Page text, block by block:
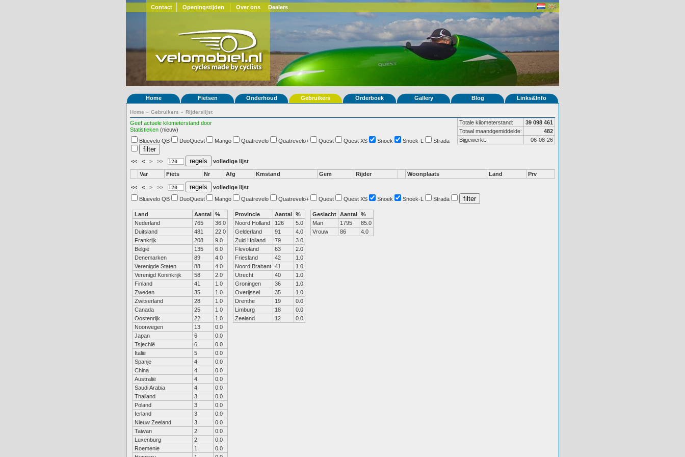
Contact Openingstijden Over ons Dealers
Home Fietsen Onderhoud Gebruikers Orderboek Gallery Blog Links&Info
Home » Gebruikers » Rijderslijst
Geef actuele kilometerstand door
Statistieken (nieuw)
Totale kilometerstand:
39 098 461
Totaal maandgemiddelde:
482
Bijgewerkt:
06-08-26
Bluevelo QB DuoQuest Mango Quatrevelo Quatrevelo+ Quest Quest XS Snoek Snoek-L Strada
<< < > >> volledige lijst
Var Fiets Nr Afg Kmstand Gem Rijder Woonplaats Land Prv
<< < > >>
volledige lijst
Bluevelo QB
DuoQuest Mango Quatrevelo Quatrevelo+ Quest Quest XS Snoek Snoek-L Strada
Land Aantal %
Nederland
765
36.0
Duitsland
481
22.0
Frankrijk
208
9.0
België
135
6.0
Denemarken
89
4.0
Verenigde Staten
88
4.0
Verenigd Koninkrijk
58
2.0
Finland
41
1.0
Zweden
35
1.0
Zwitserland
28
1.0
Canada
25
1.0
Oostenrijk
22
1.0
Noorwegen
13
0.0
Japan
6
0.0
Tsjechië
6
0.0
Italië
5
0.0
Spanje
4
0.0
China
4
0.0
Australië
4
0.0
Saudi Arabia
4
0.0
Thailand
3
0.0
Poland
3
0.0
Ierland
3
0.0
Nieuw Zeeland
3
0.0
Taiwan
2
0.0
Luxenburg
2
0.0
Roemenie
1
0.0
Provincie Aantal %
Noord Holland
126
5.0
Gelderland
91
4.0
Zuid Holland
79
3.0
Flevoland
63
2.0
Friesland
42
1.0
Noord Brabant 41
1.0
Utrecht
40
1.0
Groningen
36
1.0
Overijssel
35
1.0
Drenthe
19
0.0
Limburg
18
0.0
Zeeland
12 0.0
Geslacht Aantal %
Man
1795
85.0
Vrouw
86 4.0